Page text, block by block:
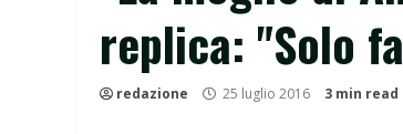
replica: "Solo
redazione 25 luglio 2016 3 min read